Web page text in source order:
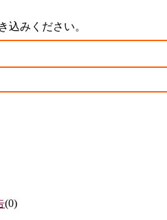
込みください。
(0)